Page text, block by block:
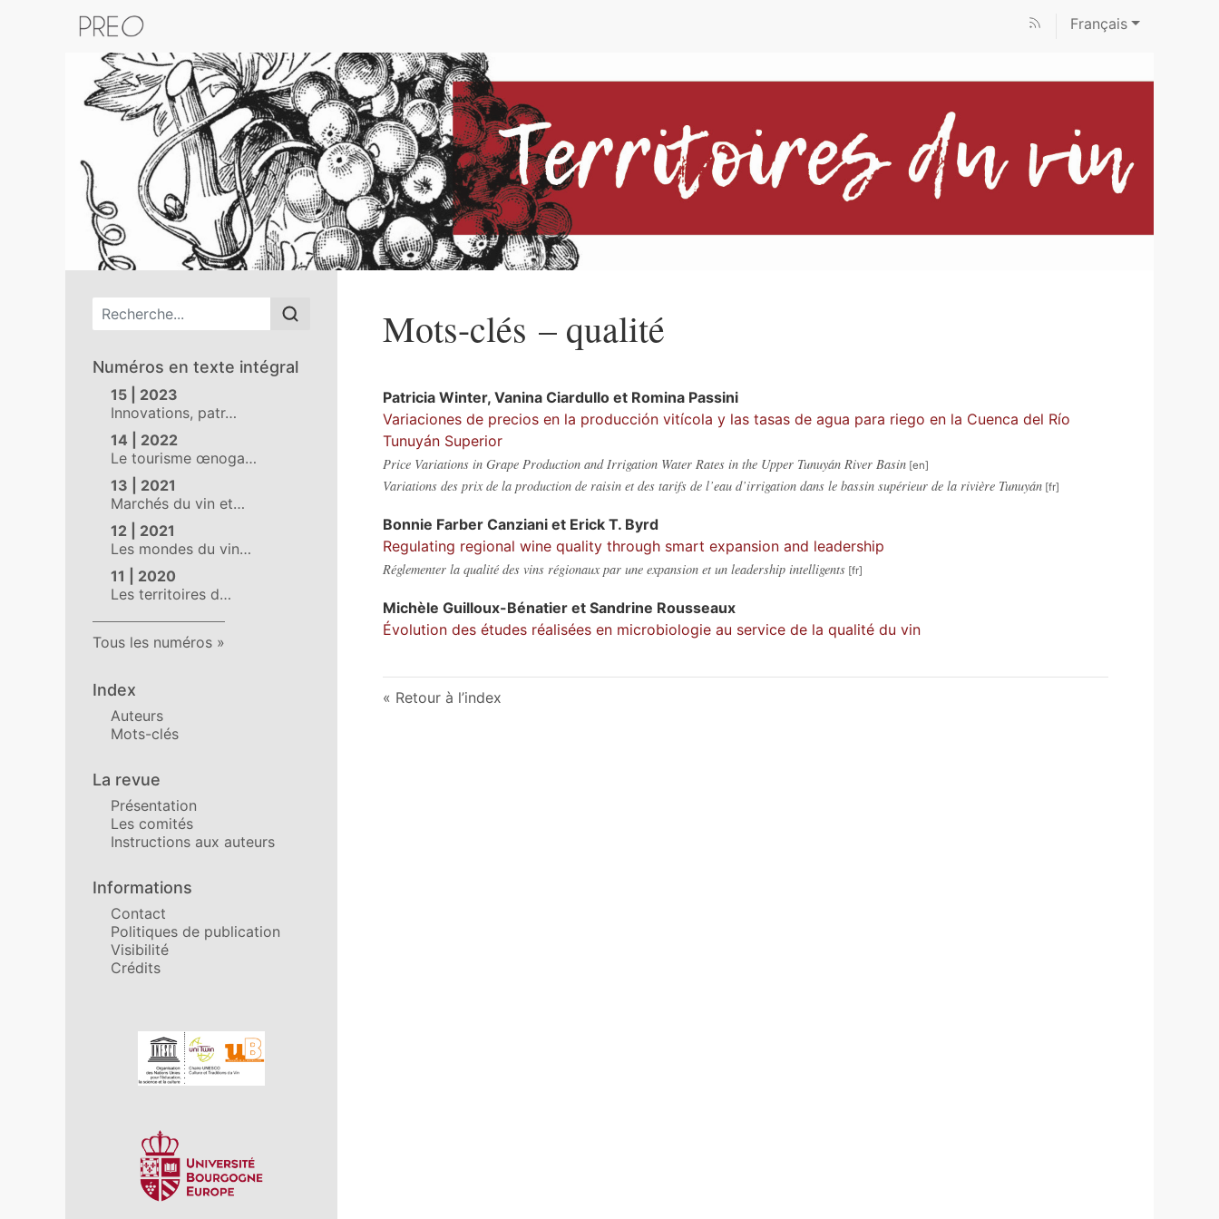
Français
Menu principal
Numéros en texte intégral
15 | 2023
Innovations, patr…
14 | 2022
Le tourisme œnoga…
13 | 2021
Marchés du vin et…
12 | 2021
Les mondes du vin…
11 | 2020
Les territoires d…
Tous les numéros
Index
Auteurs
Mots-clés
La revue
Présentation
Les comités
Instructions aux auteurs
Informations
Contact
Politiques de publication
Visibilité
Crédits
Affiliations/partenaires
Mots-clés – qualité
Patricia Winter, Vanina Ciardullo et Romina Passini
Variaciones de precios en la producción vitícola y las tasas de agua para riego en la Cuenca del Río
Tunuyán Superior
Price Variations in Grape Production and Irrigation Water Rates in the Upper Tunuyán River Basin
Variations des prix de la production de raisin et des tarifs de l’eau d’irrigation dans le bassin supérieur de la rivière Tunuyán
Bonnie Farber Canziani et Erick T. Byrd
Regulating regional wine quality through smart expansion and leadership
Réglementer la qualité des vins régionaux par une expansion et un leadership intelligents
Michèle Guilloux-Bénatier et Sandrine Rousseaux
Évolution des études réalisées en microbiologie au service de la qualité du vin
Retour à l’index